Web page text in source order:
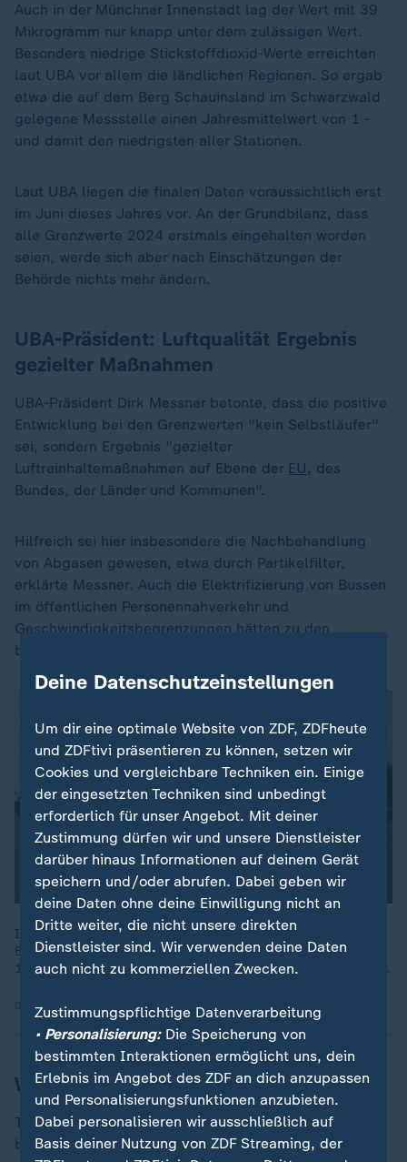
Auch in der Münchner Innenstadt lag der Wert mit 39
Mikrogramm nur knapp unter dem zulässigen Wert.
Besonders niedrige Stickstoffdioxid-Werte erreichten
laut UBA vor allem die ländlichen Regionen. So ergab
etwa die auf dem Berg Schauinsland im Schwarzwald
gelegene Messstelle einen Jahresmittelwert von 1 -
und damit den niedrigsten aller Stationen.
Laut UBA liegen die finalen Daten voraussichtlich erst
im Juni dieses Jahres vor. An der Grundbilanz, dass
alle Grenzwerte 2024 erstmals eingehalten worden
seien, werde sich aber nach Einschätzungen der
Behörde nichts mehr ändern.
UBA-Präsident: Luftqualität Ergebnis
gezielter Maßnahmen
UBA-Präsident Dirk Messner betonte, dass die positive
Entwicklung bei den Grenzwerten "kein Selbstläufer"
sei, sondern Ergebnis "gezielter
Luftreinhaltemaßnahmen auf Ebene der EU , des
Bundes, der Länder und Kommunen".
Hilfreich sei hier insbesondere die Nachbehandlung
von Abgasen gewesen, etwa durch Partikelfilter,
erklärte Messner. Auch die Elektrifizierung von Bussen
im öffentlichen Personennahverkehr und
Geschwindigkeitsbegrenzungen hätten zu den
besseren Luftwerten beigetragen.
In Rostock nahmen 2024 Wasserstoffbusse im ÖPNV den
Betrieb auf. Die Firma Apex produziert lokal und liefert den
100 Prozent grünen Wasserstoff für die schadstofffreien Busse.
02.10.2024 | 1:35 min
WHO empfiehlt niedrigere Richtwerte
Trotz der positiven Nachricht gibt es laut UBA aber im
besten Wortsinne noch Luft nach oben.
Deine Datenschutzeinstellungen
Um dir eine optimale Website von ZDF, ZDFheute
und ZDFtivi präsentieren zu können, setzen wir
Cookies und vergleichbare Techniken ein. Einige
der eingesetzten Techniken sind unbedingt
erforderlich für unser Angebot. Mit deiner
Zustimmung dürfen wir und unsere Dienstleister
darüber hinaus Informationen auf deinem Gerät
speichern und/oder abrufen. Dabei geben wir
deine Daten ohne deine Einwilligung nicht an
Dritte weiter, die nicht unsere direkten
Dienstleister sind. Wir verwenden deine Daten
auch nicht zu kommerziellen Zwecken.
Zustimmungspflichtige Datenverarbeitung
• Personalisierung:Die Speicherung von
bestimmten Interaktionen ermöglicht uns, dein
Erlebnis im Angebot des ZDF an dich anzupassen
und Personalisierungsfunktionen anzubieten.
Dabei personalisieren wir ausschließlich auf
Basis deiner Nutzung von ZDF Streaming, der